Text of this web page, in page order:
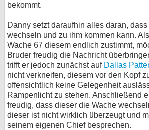
bekommt.
Danny setzt daraufhin alles daran,
wechseln und zu ihm kommen kann.
Wache 67 diesem endlich zustimmt,
Bruder freudig die Nachricht
trifft er jedoch zunächst auf Dallas
nicht verkneifen, diesem vor den Kopf
offensichtlich keine Gelegenheit
Rampenlicht zu stehen. Anschließend
freudig, dass dieser die Wache
dieser ist nicht wirklich überzeugt und
seinem eigenen Chief besprechen.